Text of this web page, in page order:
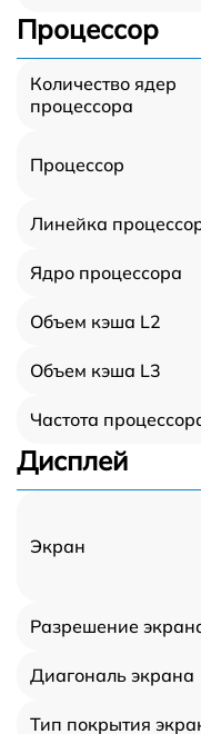
Процессор
Количество ядер
процессора
Процессор
Линейка
Ядро процессора
Объем кэша L2
Объем кэша L3
Частота
Дисплей
Экран
Разрешение
Диагональ экрана
Тип покрытия